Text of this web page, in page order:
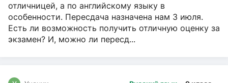
отличницей, а по английскому языку в
особенности. Пересдача назначена нам 3 июля.
Есть ли возможность получить отличную оценку за
экзамен? И, можно ли пересд...